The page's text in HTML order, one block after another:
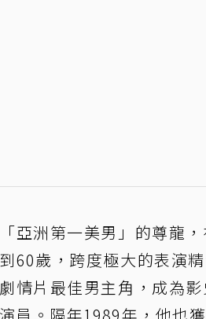
亞洲第一美男」的尊龍
60歲，跨度極大的表演
劇情片最佳男主角，成為